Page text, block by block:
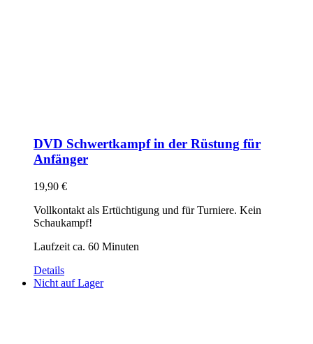
DVD Schwertkampf in der Rüstung für
Anfänger
19,90 €
Vollkontakt als Ertüchtigung und für Turniere. Kein
Schaukampf!
Laufzeit ca. 60 Minuten
Details
Nicht auf Lager